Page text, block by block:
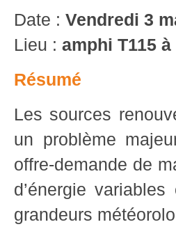
Date : Vendredi 3
Lieu : amphi T115
Résumé
Les sources
un problème
offre-demande de
d’énergie
grandeurs